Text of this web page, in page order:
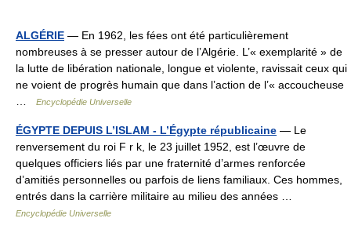
ALGÉRIE — En 1962, les fées ont été particulièrement
nombreuses à se presser autour de l’Algérie. L’« exemplarité » de
la lutte de libération nationale, longue et violente, ravissait ceux qui
ne voient de progrès humain que dans l’action de l’« accoucheuse
Encyclopédie Universelle
ÉGYPTE DEPUIS L’ISLAM - L’Égypte républicaine — Le
renversement du roi F r k, le 23 juillet 1952, est l’œuvre de
quelques officiers liés par une fraternité d’armes renforcée
d’amitiés personnelles ou parfois de liens familiaux. Ces hommes,
entrés dans la carrière militaire au milieu des années …
Encyclopédie Universelle